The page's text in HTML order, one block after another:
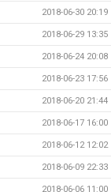
2018-06-30 20:19
2018-06-29 13:35
2018-06-24 20:08
2018-06-23 17:56
2018-06-20 21:44
2018-06-17 16:00
2018-06-12 12:02
2018-06-09 22:33
2018-06-06 11:00